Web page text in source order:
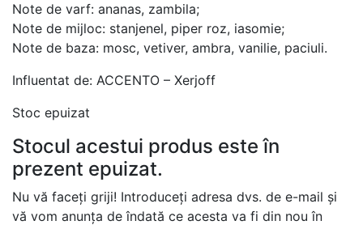
Note de varf: ananas, zambila;
Note de mijloc: stanjenel, piper roz, iasomie;
Note de baza: mosc, vetiver, ambra, vanilie, paciuli.
Influentat de: ACCENTO – Xerjoff
Stoc epuizat
Stocul acestui produs este în
prezent epuizat.
Nu vă faceți griji! Introduceți adresa dvs. de e-mail și
vă vom anunța de îndată ce acesta va fi din nou în